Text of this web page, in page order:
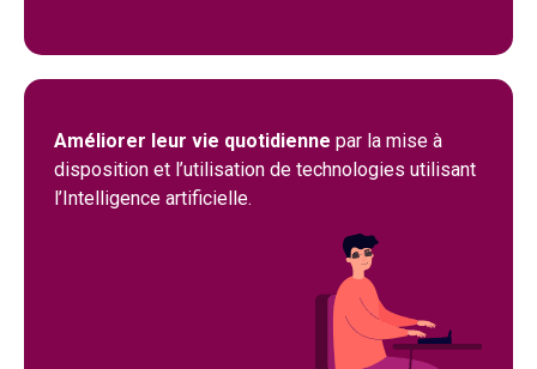
Améliorer leur vie quotidienne par la mise à
disposition et l’utilisation de technologies utilisant
l’Intelligence artificielle.